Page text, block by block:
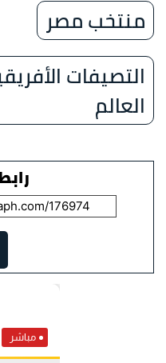
منتخب مصر
التصيفات
العالم